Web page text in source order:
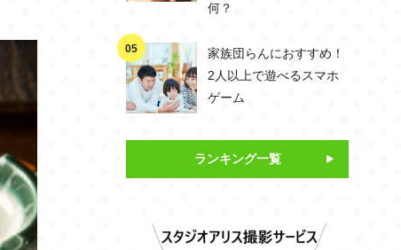
何？
家族団らんにおすすめ！
2人以上で遊べるスマホ
ゲーム
ランキング一覧